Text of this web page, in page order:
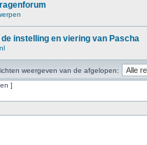
instelling en viering van Pascha
weergeven van de afgelopen:
]